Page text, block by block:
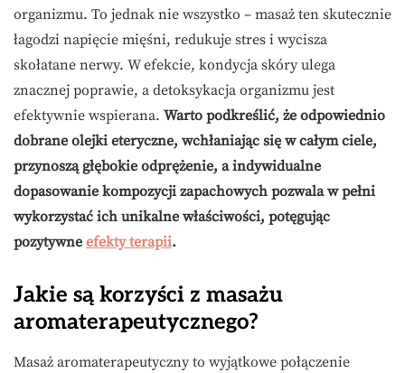
organizmu. To jednak nie wszystko – masaż ten skutecznie
łagodzi napięcie mięśni, redukuje stres i wycisza
skołatane nerwy. W efekcie, kondycja skóry ulega
znacznej poprawie, a detoksykacja organizmu jest
efektywnie wspierana. Warto podkreślić, że odpowiednio
dobrane olejki eteryczne, wchłaniając się w całym ciele,
przynoszą głębokie odprężenie, a indywidualne
dopasowanie kompozycji zapachowych pozwala w pełni
wykorzystać ich unikalne właściwości, potęgując
pozytywne efekty terapii.
Jakie są korzyści z masażu
aromaterapeutycznego?
Masaż aromaterapeutyczny to wyjątkowe połączenie